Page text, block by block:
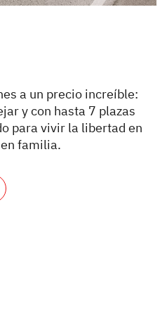
a un precio increíble:
y con hasta 7 plazas
para vivir la libertad en
familia.